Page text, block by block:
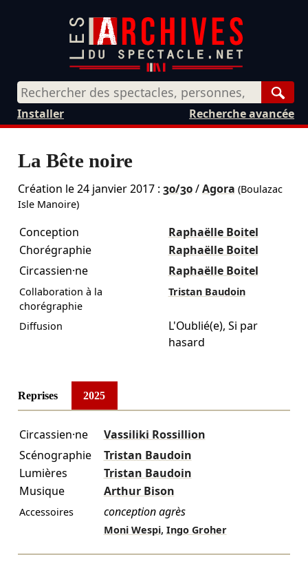
Recherche avancée
Installer
La Bête noire
Création le24 janvier 2017: 30/30/Agora (Boulazac
Isle Manoire)
Conception
Raphaëlle Boitel
Chorégraphie
Raphaëlle Boitel
Circassien·ne
Raphaëlle Boitel
Collaboration à la
chorégraphie
Tristan Baudoin
Diffusion L'Oublié(e), Si par
hasard
Reprises 2025
Circassien·ne
Vassiliki Rossillion
Scénographie
Tristan Baudoin
Lumières
Tristan Baudoin
Musique
Arthur Bison
Accessoires conception agrès
Moni Wespi, Ingo Groher